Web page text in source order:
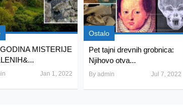
MISTERIJE
Jan 1, 2022
Ostalo
Pet tajni drevnih grobnica:
Njihovo otva...
By admin Jul 7, 2022